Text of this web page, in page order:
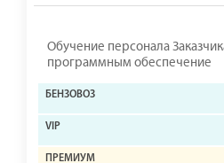
Обучение персонала
программным обеспечение